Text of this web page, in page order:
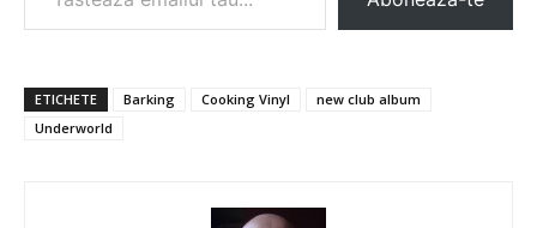
ETICHETE Barking Cooking Vinyl
new club album
Underworld